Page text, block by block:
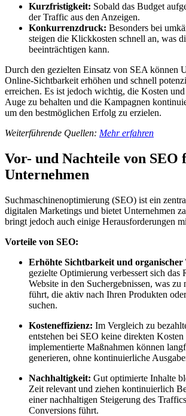
Kurzfristigkeit: Sobald das Budget
der Traffic aus den Anzeigen.
Konkurrenzdruck: Besonders bei
steigen die Klickkosten schnell an, was
beeinträchtigen kann.
Durch den gezielten Einsatz von SEA können
Online-Sichtbarkeit erhöhen und schnell
erreichen. Es ist jedoch wichtig, die Kosten
Auge zu behalten und die Kampagnen
um den bestmöglichen Erfolg zu erzielen.
Weiterführende Quellen: Mehr erfahren
Vor- und Nachteile von SEO
Unternehmen
Suchmaschinenoptimierung (SEO) ist ein
digitalen Marketings und bietet Unternehmen
bringt jedoch auch einige Herausforderungen
Vorteile von SEO:
Erhöhte Sichtbarkeit und
gezielte Optimierung verbessert sich das
Website in den Suchergebnissen, was zu
führt, die aktiv nach Ihren Produkten
suchen.
Kosteneffizienz: Im Vergleich zu
entstehen bei SEO keine direkten
implementierte Maßnahmen können
generieren, ohne kontinuierliche
Nachhaltigkeit: Gut optimierte Inhalte
Zeit relevant und ziehen kontinuierlich
einer nachhaltigen Steigerung des
Conversions führt.